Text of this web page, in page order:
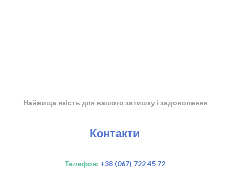
Найвища якість для вашого затишку і задоволення
Контакти
Телефон: +38 (067) 722 45 72